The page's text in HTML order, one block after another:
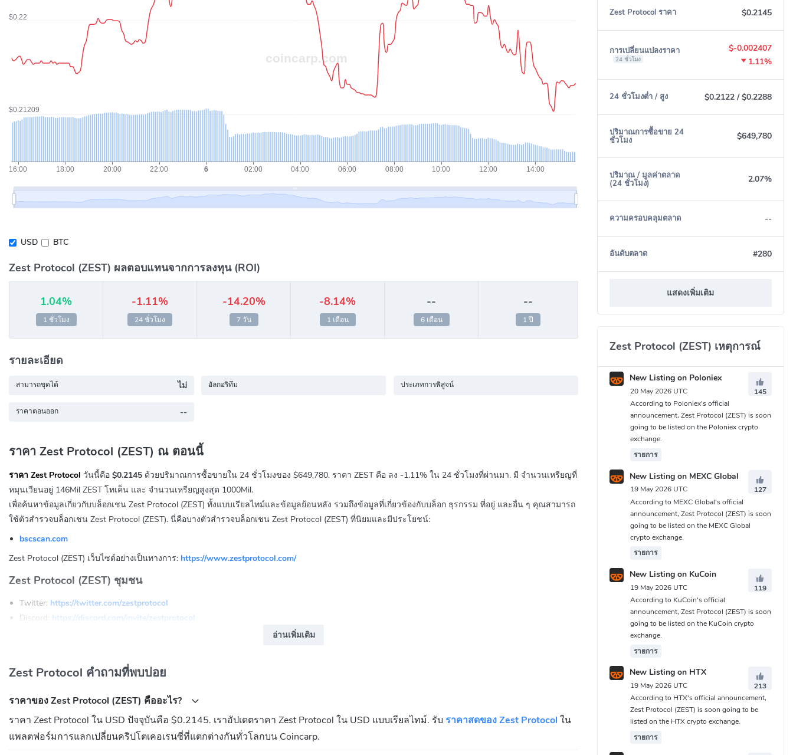
USD BTC
Zest Protocol (ZEST) ผลตอบแทนจากการลงทุน (ROI)
1.04%
1 ชั่วโมง
-1.11%
24 ชั่วโมง
-14.20%
7 วัน
-8.14%
1 เดือน
--
6 เดือน
--
1 ปี
รายละเอียด
สามารถขุดได้ ไม่ อัลกอริทึม ประเภทการพิสูจน์
ราคาตอนออก --
ราคา Zest Protocol (ZEST) ณ ตอนนี้
ราคา Zest Protocol วันนี้คือ $0.2145 ด้วยปริมาณการซื้อขายใน 24 ชั่วโมงของ $649,780. ราคา ZEST คือ ลง -1.11% ใน 24 ชั่วโมงที่ผ่านมา. มี จำนวนเหรียญที่
หมุนเวียนอยู่ 146Mil ZEST โทเค็น และ จำนวนเหรียญสูงสุด 1000Mil.
เพื่อค้นหาข้อมูลเกี่ยวกับบล็อกเชน Zest Protocol (ZEST) ทั้งแบบเรียลไทม์และข้อมูลย้อนหลัง รวมถึงข้อมูลที่เกี่ยวข้องกับบล็อก ธุรกรรม ที่อยู่ และอื่น ๆ คุณสามารถ
ใช้ตัวสำรวจบล็อกเชน Zest Protocol (ZEST). นี่คือบางตัวสำรวจบล็อกเชน Zest Protocol (ZEST) ที่นิยมและมีประโยชน์:
bscscan.com
Zest Protocol (ZEST) เว็บไซต์อย่างเป็นทางการ: https://www.zestprotocol.com/
Zest Protocol (ZEST) ชุมชน
Twitter: https://twitter.com/zestprotocol
Discord: https://discord.com/invite/zestprotocol
BNB Chain(BEP20):0x5506599c722389a60580b5213ea1da60d64754a1
อ่านเพิ่มเติม
Zest Protocol คำถามที่พบบ่อย
ราคาของ Zest Protocol (ZEST) คืออะไร?
ราคา Zest Protocol ใน USD ปัจจุบันคือ $0.2145. เราอัปเดตราคา Zest Protocol ใน USD แบบเรียลไทม์. รับ ราคาสดของ Zest Protocol ใน
แพลตฟอร์มการแลกเปลี่ยนคริปโตเคอเรนซี่ที่แตกต่างกันทั่วโลกบน Coincarp.
Zest Protocol ราคา $0.2145
การเปลี่ยนแปลงราคา
24 ชั่วโมง
$-0.002407
1.11%
24 ชั่วโมงต่ำ / สูง $0.2122 /$0.2288
ปริมาณการซื้อขาย 24
ชั่วโมง $649,780
ปริมาณ / มูลค่าตลาด
(24 ชั่วโมง) 2.07%
ความครอบคลุมตลาด --
อันดับตลาด #280
แสดงเพิ่มเติม
Zest Protocol (ZEST) เหตุการณ์
New Listing on Poloniex
20 May 2026 UTC
145
According to Poloniex's official
announcement, Zest Protocol (ZEST) is soon
going to be listed on the Poloniex crypto
exchange.
รายการ
New Listing on MEXC Global
19 May 2026 UTC
127
According to MEXC Global's official
announcement, Zest Protocol (ZEST) is soon
going to be listed on the MEXC Global
crypto exchange.
รายการ
New Listing on KuCoin
19 May 2026 UTC
119
According to KuCoin's official
announcement, Zest Protocol (ZEST) is soon
going to be listed on the KuCoin crypto
exchange.
รายการ
New Listing on HTX
19 May 2026 UTC
213
According to HTX's official announcement,
Zest Protocol (ZEST) is soon going to be
listed on the HTX crypto exchange.
รายการ